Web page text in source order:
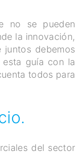
no se pueden
la innovación,
debemos
esta guía con la
todos para
del sector